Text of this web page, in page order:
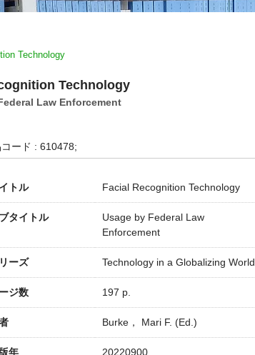
Technology
Technology
Law Enforcement
ード : 610478;
トル Facial Recognition Technology
タイトル
Usage by Federal Law
Enforcement
ーズ Technology in a Globalizing World
ジ数 197 p.
Burke， Mari F. (Ed.)
年 20220900